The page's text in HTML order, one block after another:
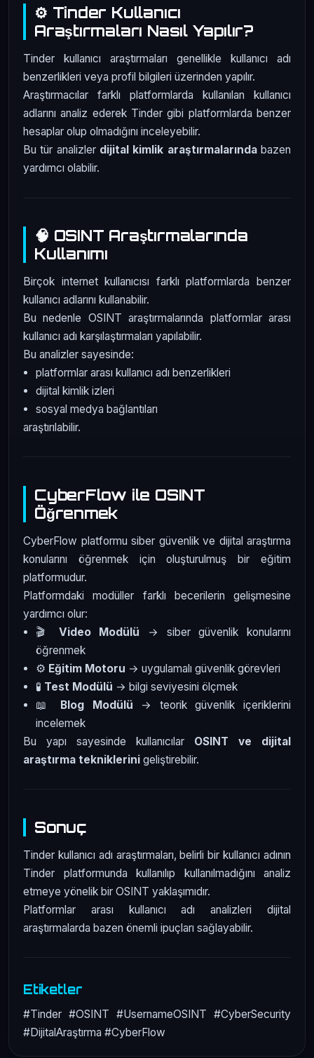
⚙️ Tinder Kullanıcı
Araştırmaları Nasıl Yapılır?
Tinder kullanıcı araştırmaları genellikle kullanıcı adı
benzerlikleri veya profil bilgileri üzerinden yapılır.
Araştırmacılar farklı platformlarda kullanılan kullanıcı
adlarını analiz ederek Tinder gibi platformlarda benzer
hesaplar olup olmadığını inceleyebilir.
Bu tür analizler dijital kimlik araştırmalarındabazen
yardımcı olabilir.
🧠 OSINT Araştırmalarında
Kullanımı
Birçok internet kullanıcısı farklı platformlarda benzer
kullanıcı adlarını kullanabilir.
Bu nedenle OSINT araştırmalarında platformlar arası
kullanıcı adı karşılaştırmaları yapılabilir.
Bu analizler sayesinde:
platformlar arası kullanıcı adı benzerlikleri
dijital kimlik izleri
sosyal medya bağlantıları
araştırılabilir.
CyberFlow ile OSINT
Öğrenmek
CyberFlow platformu siber güvenlik ve dijital araştırma
konularını öğrenmek için oluşturulmuş bir eğitim
platformudur.
Platformdaki modüller farklı becerilerin gelişmesine
yardımcı olur:
🎬 Video Modülü → siber güvenlik konularını
öğrenmek
⚙️ Eğitim Motoru → uygulamalı güvenlik görevleri
🧪 Test Modülü → bilgi seviyesini ölçmek
📖 Blog Modülü → teorik güvenlik içeriklerini
incelemek
Bu yapı sayesinde kullanıcılar OSINT ve dijital
araştırma tekniklerini geliştirebilir.
Sonuç
Tinder kullanıcı adı araştırmaları, belirli bir kullanıcı adının
Tinder platformunda kullanılıp kullanılmadığını analiz
etmeye yönelik bir OSINT yaklaşımıdır.
Platformlar arası kullanıcı adı analizleri dijital
araştırmalarda bazen önemli ipuçları sağlayabilir.
Etiketler
#Tinder #OSINT #UsernameOSINT #CyberSecurity
#DijitalAraştırma #CyberFlow